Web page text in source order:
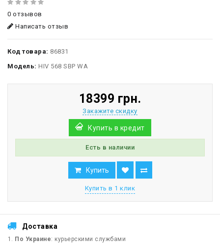
0 отзывов
Написать отзыв
Код товара: 86831
Модель: HIV 568 SBP WA
18399 грн.
Закажите скидку
Купить в кредит
Есть в наличии
Купить
Купить в 1 клик
Доставка
По Украине: курьерскими службами